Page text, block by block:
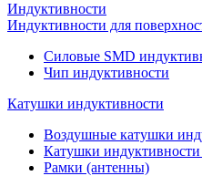
Индуктивности
Индуктивности для
Силовые SMD
Чип индуктивности
Катушки индуктивности
Воздушные катушки
Катушки
Рамки (антенны)